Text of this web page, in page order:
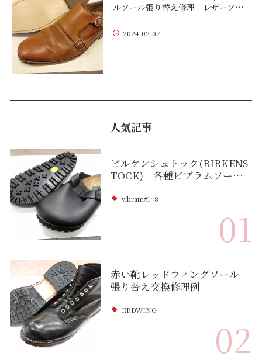
ルソール張り替え修理 レザーソ…
2024.02.07
人気記事
ビルケンシュトック(BIRKENS
TOCK) 各種ビブラムソー…
vibram#148
01
赤い靴レッドウィングソール
張り替え交換修理例
REDWING
02